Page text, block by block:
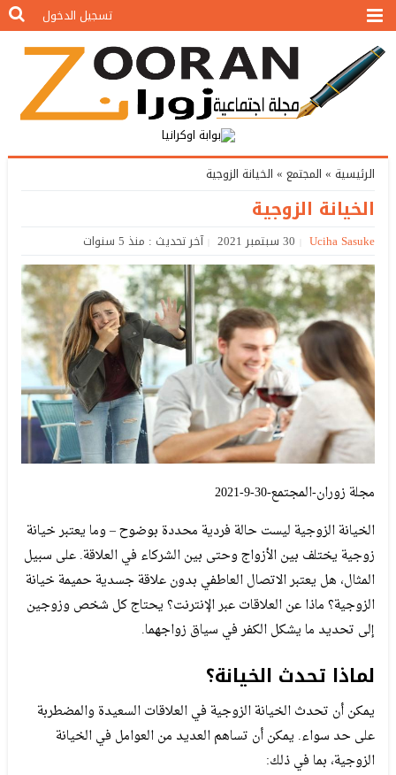
تسجيل الدخول
الرئيسية » المجتمع »الخيانة الزوجية
الخيانة الزوجية
Uciha Sasuke 30 سبتمبر 2021 آخر تحديث : منذ 5 سنوات
مجلة زوران-المجتمع-30-9-2021
الخيانة الزوجية ليست حالة فردية محددة بوضوح – وما يعتبر خيانة
زوجية يختلف بين الأزواج وحتى بين الشركاء في العلاقة. على سبيل
المثال، هل يعتبر الاتصال العاطفي بدون علاقة جسدية حميمة خيانة
الزوجية؟ ماذا عن العلاقات عبر الإنترنت؟ يحتاج كل شخص وزوجين
إلى تحديد ما يشكل الكفر في سياق زواجهما.
لماذا تحدث الخيانة؟
يمكن أن تحدث الخيانة الزوجية في العلاقات السعيدة والمضطربة
على حد سواء. يمكن أن تساهم العديد من العوامل في الخيانة
الزوجية، بما في ذلك: